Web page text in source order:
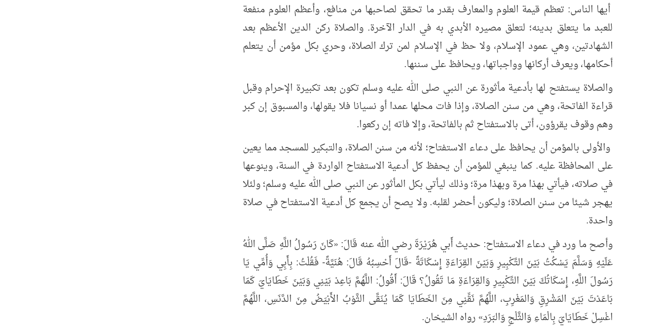
أيها الناس: تعظم قيمة العلوم والمعارف بقدر ما تحقق لصاحبها من منافع، وأعظم العلوم منفعة
للعبد ما يتعلق بدينه؛ لتعلق مصيره الأبدي به في الدار الآخرة. والصلاة ركن الدين الأعظم بعد
الشهادتين، وهي عمود الإسلام، ولا حظ في الإسلام لمن ترك الصلاة، وحري بكل مؤمن أن يتعلم
أحكامها، ويعرف أركانها وواجباتها، ويحافظ على سننها.
والصلاة يستفتح لها بأدعية مأثورة عن النبي صلى الله عليه وسلم تكون بعد تكبيرة الإحرام وقبل
قراءة الفاتحة، وهي من سنن الصلاة، وإذا فات محلها عمدا أو نسيانا فلا يقولها، والمسبوق إن كبر
وهم وقوف يقرؤون، أتى بالاستفتاح ثم بالفاتحة، وإلا فاته إن ركعوا.
والأولى بالمؤمن أن يحافظ على دعاء الاستفتاح؛ لأنه من سنن الصلاة، والتبكير للمسجد مما يعين
على المحافظة عليه. كما ينبغي للمؤمن أن يحفظ كل أدعية الاستفتاح الواردة في السنة، وينوعها
في صلاته، فيأتي بهذا مرة وبهذا مرة؛ وذلك ليأتي بكل المأثور عن النبي صلى الله عليه وسلم؛ ولئلا
يهجر شيئا من سنن الصلاة؛ وليكون أحضر لقلبه. ولا يصح أن يجمع كل أدعية الاستفتاح في صلاة
واحدة.
وأصح ما ورد في دعاء الاستفتاح: حديث أَبي هُرَيْرَةَ رضي الله عنه قَالَ:«كَانَ رَسُولُ اللَّهِ صَلَّى اللهُ
عَلَيْهِ وَسَلَّمَ يَسْكُتُ بَيْنَ التَّكْبِيرِ وَبَيْنَ القِرَاءَةِ إِسْكَاتَةً -قَالَ أَحْسِبُهُ قَالَ: هُنَيَّةً- فَقُلْتُ: بِأَبِي وَأُمِّي يَا
رَسُولَ اللَّهِ، إِسْكَاتُكَ بَيْنَ التَّكْبِيرِ وَالقِرَاءَةِ مَا تَقُولُ؟ قَالَ: أَقُولُ: اللَّهُمَّ بَاعِدْ بَيْنِي وَبَيْنَ خَطَايَايَ كَمَا
بَاعَدْتَ بَيْنَ المَشْرِقِ وَالمَغْرِبِ، اللَّهُمَّ نَقِّنِي مِنَ الخَطَايَا كَمَا يُنَقَّى الثَّوْبُ الأَبْيَضُ مِنَ الدَّنَسِ، اللَّهُمَّ
اغْسِلْ خَطَايَايَ بِالْمَاءِ وَالثَّلْجِ وَالبَرَدِ»رواه الشيخان.